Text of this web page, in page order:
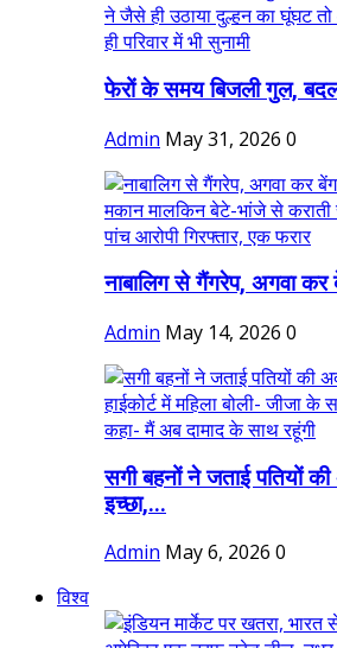
फेरों के समय बिजली गुल,
Admin May 31, 2026 0
नाबालिग से गैंगरेप, अगवा
Admin May 14, 2026 0
सगी बहनों ने जताई पतियों
इच्छा,...
Admin May 6, 2026 0
विश्व